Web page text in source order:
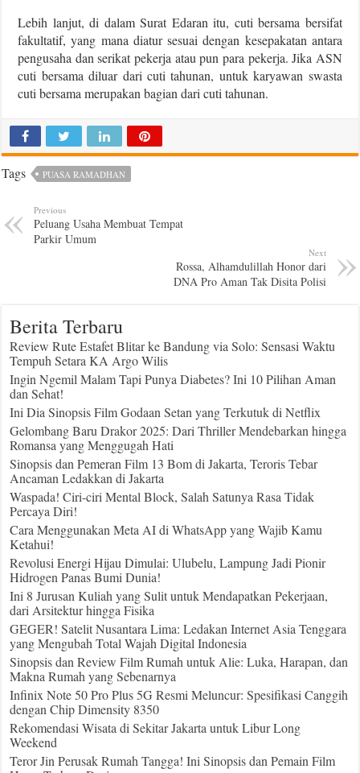
Lebih lanjut, di dalam Surat Edaran itu, cuti bersama bersifat
fakultatif, yang mana diatur sesuai dengan kesepakatan antara
pengusaha dan serikat pekerja atau pun para pekerja. Jika ASN
cuti bersama diluar dari cuti tahunan, untuk karyawan swasta
cuti bersama merupakan bagian dari cuti tahunan.
Tags PUASA RAMADHAN
Previous
Peluang Usaha Membuat Tempat
Parkir Umum
Next
Rossa, Alhamdulillah Honor dari
DNA Pro Aman Tak Disita Polisi
Berita Terbaru
Review Rute Estafet Blitar ke Bandung via Solo: Sensasi Waktu
Tempuh Setara KA Argo Wilis
Ingin Ngemil Malam Tapi Punya Diabetes? Ini 10 Pilihan Aman
dan Sehat!
Ini Dia Sinopsis Film Godaan Setan yang Terkutuk di Netflix
Gelombang Baru Drakor 2025: Dari Thriller Mendebarkan hingga
Romansa yang Menggugah Hati
Sinopsis dan Pemeran Film 13 Bom di Jakarta, Teroris Tebar
Ancaman Ledakkan di Jakarta
Waspada! Ciri-ciri Mental Block, Salah Satunya Rasa Tidak
Percaya Diri!
Cara Menggunakan Meta AI di WhatsApp yang Wajib Kamu
Ketahui!
Revolusi Energi Hijau Dimulai: Ulubelu, Lampung Jadi Pionir
Hidrogen Panas Bumi Dunia!
Ini 8 Jurusan Kuliah yang Sulit untuk Mendapatkan Pekerjaan,
dari Arsitektur hingga Fisika
GEGER! Satelit Nusantara Lima: Ledakan Internet Asia Tenggara
yang Mengubah Total Wajah Digital Indonesia
Sinopsis dan Review Film Rumah untuk Alie: Luka, Harapan, dan
Makna Rumah yang Sebenarnya
Infinix Note 50 Pro Plus 5G Resmi Meluncur: Spesifikasi Canggih
dengan Chip Dimensity 8350
Rekomendasi Wisata di Sekitar Jakarta untuk Libur Long
Weekend
Teror Jin Perusak Rumah Tangga! Ini Sinopsis dan Pemain Film